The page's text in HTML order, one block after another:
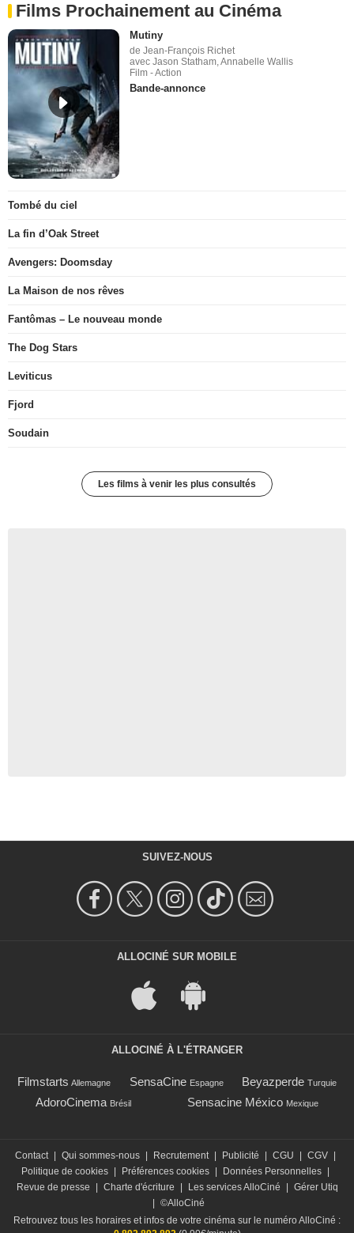
Films Prochainement au Cinéma
Mutiny
de Jean-François Richet
avec Jason Statham, Annabelle Wallis
Film - Action
Bande-annonce
Tombé du ciel
La fin d’Oak Street
Avengers: Doomsday
La Maison de nos rêves
Fantômas – Le nouveau monde
The Dog Stars
Leviticus
Fjord
Soudain
Les films à venir les plus consultés
SUIVEZ-NOUS
ALLOCINÉ SUR MOBILE
ALLOCINÉ À L'ÉTRANGER
Filmstarts Allemagne SensaCine Espagne Beyazperde Turquie
AdoroCinema Brésil Sensacine México Mexique
Contact | Qui sommes-nous | Recrutement | Publicité | CGU | CGV |
Politique de cookies | Préférences cookies | Données Personnelles |
Revue de presse
| Charte d'écriture | Les services AlloCiné | Gérer Utiq
| ©AlloCiné
Retrouvez tous les horaires et infos de votre cinéma sur le numéro AlloCiné :